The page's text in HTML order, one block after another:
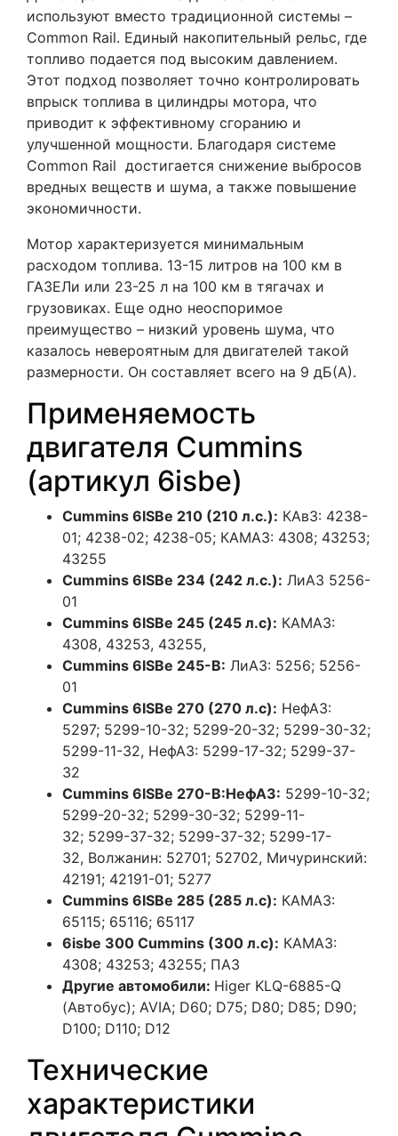
используют вместо традиционной системы –
Common Rail. Единый накопительный рельс, где
топливо подается под высоким давлением.
Этот подход позволяет точно контролировать
впрыск топлива в цилиндры мотора, что
приводит к эффективному сгоранию и
улучшенной мощности. Благодаря системе
Common Rail достигается снижение выбросов
вредных веществ и шума, а также повышение
экономичности.
Мотор характеризуется минимальным
расходом топлива. 13-15 литров на 100 км в
ГАЗЕЛи или 23-25 л на 100 км в тягачах и
грузовиках. Еще одно неоспоримое
преимущество – низкий уровень шума, что
казалось невероятным для двигателей такой
размерности. Он составляет всего на 9 дБ(А).
Применяемость
двигателя Cummins
(артикул 6isbe)
Cummins 6ISBe 210 (210 л.с.): КАвЗ: 4238-
01; 4238-02; 4238-05; КАМАЗ: 4308; 43253;
43255
Cummins 6ISBe 234 (242 л.с.): ЛиАЗ 5256-
01
Cummins 6ISBe 245 (245 л.с): КАМАЗ:
4308, 43253, 43255,
Cummins 6ISBe 245-B: ЛиАЗ: 5256; 5256-
01
Cummins 6ISBe 270 (270 л.с): НефАЗ:
5297; 5299-10-32; 5299-20-32; 5299-30-32;
5299-11-32, НефАЗ: 5299-17-32; 5299-37-
32
Cummins 6ISBe 270-B:НефАЗ: 5299-10-32;
5299-20-32; 5299-30-32; 5299-11-
32; 5299-37-32; 5299-37-32; 5299-17-
32, Волжанин: 52701; 52702, Мичуринский:
42191; 42191-01; 5277
Cummins 6ISBe 285 (285 л.с): КАМАЗ:
65115; 65116; 65117
6isbe 300 Cummins (300 л.с): КАМАЗ:
4308; 43253; 43255; ПАЗ
Другие автомобили: Higer KLQ-6885-Q
(Автобус); AVIA; D60; D75; D80; D85; D90;
D100; D110; D12
Технические
характеристики